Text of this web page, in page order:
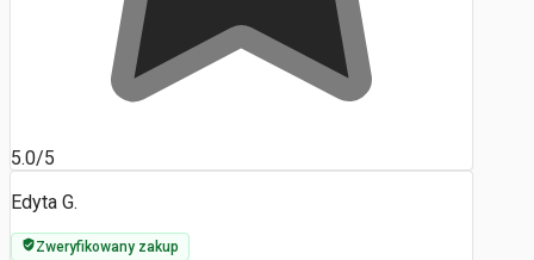
5.0/5
Edyta G.
Zweryfikowany zakup